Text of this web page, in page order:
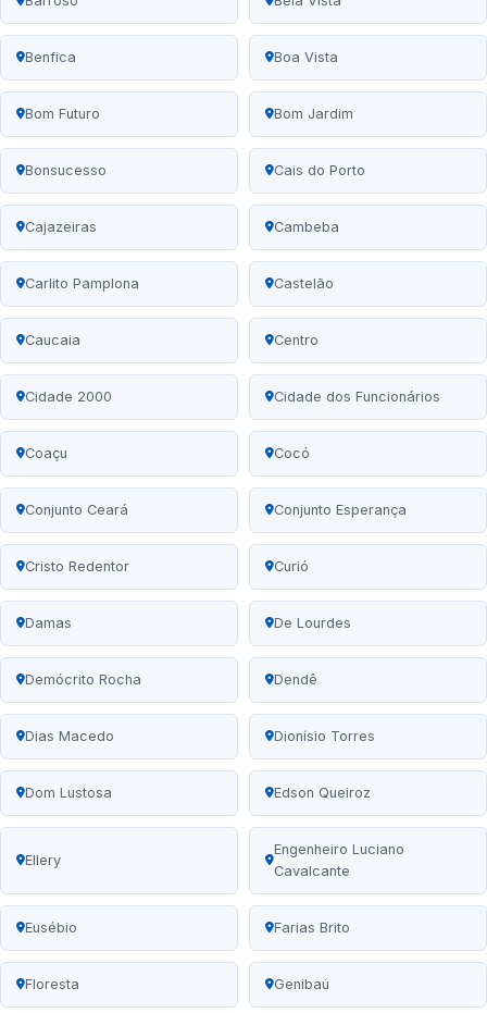
Benfica Boa Vista
Bom Futuro Bom Jardim
Bonsucesso Cais do Porto
Cajazeiras Cambeba
Carlito Pamplona Castelão
Caucaia Centro
Cidade 2000 Cidade dos Funcionários
Coaçu Cocó
Conjunto Ceará Conjunto Esperança
Cristo Redentor Curió
Damas De Lourdes
Demócrito Rocha Dendê
Dias Macedo Dionísio Torres
Dom Lustosa Edson Queiroz
Ellery
Engenheiro Luciano
Cavalcante
Eusébio Farias Brito
Floresta Genibaú